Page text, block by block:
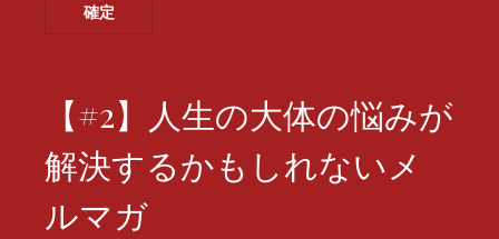
【#2】人生の大体の悩みが
解決するかもしれないメ
ルマガ